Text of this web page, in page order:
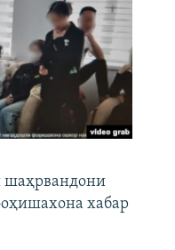
шаҳрвандони
хабар